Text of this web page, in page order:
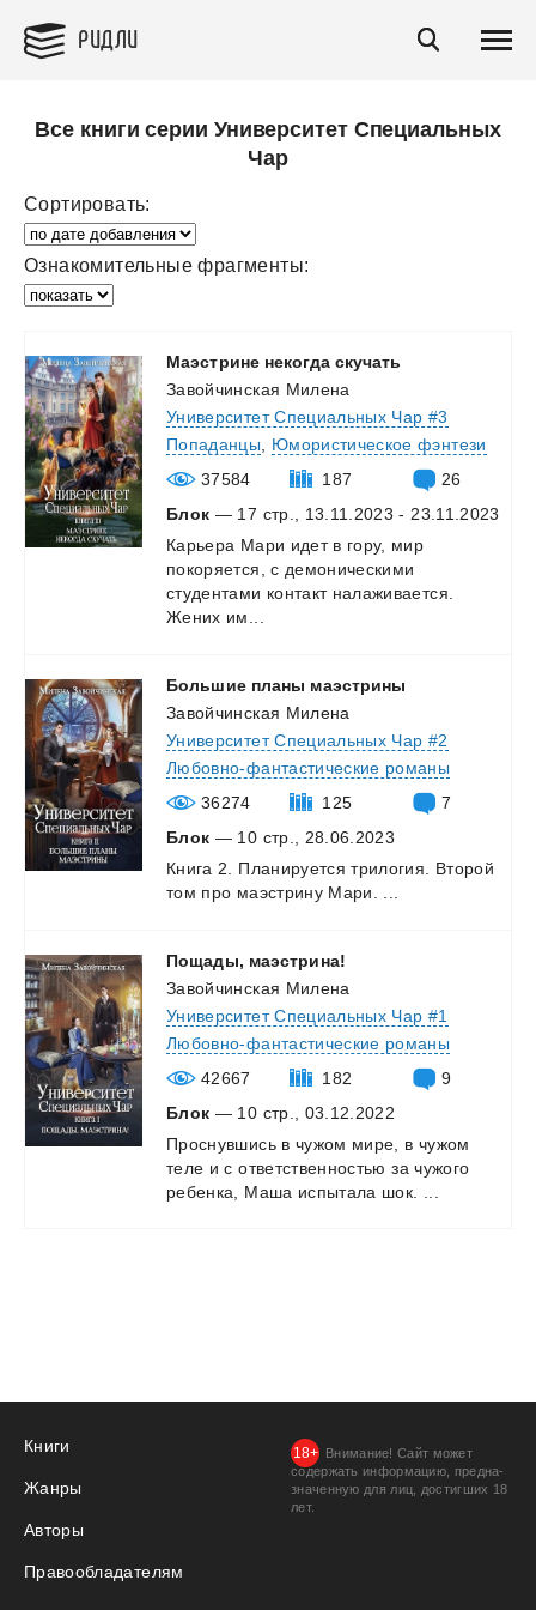
РИДЛИ
Все книги серии Университет Специальных
Чар
Сортировать:
Ознакомительные фрагменты:
Маэстрине некогда скучать
Завойчинская Милена
Университет Специальных Чар #3
Попаданцы
Юмористическое фэнтези
37584
187
26
Блок — 17 стр., 13.11.2023 - 23.11.2023
Карьера Мари идет в гору, мир
покоряется, с демоническими
студентами контакт налаживается.
Жених им...
Большие планы маэстрины
Завойчинская Милена
Университет Специальных Чар #2
Любовно-фантастические романы
36274
125
7
Блок — 10 стр., 28.06.2023
Книга 2. Планируется трилогия.
Второй
том про маэстрину Мари.
Пощады, маэстрина!
Завойчинская Милена
Университет Специальных Чар #1
Любовно-фантастические романы
42667
182
9
Блок — 10 стр., 03.12.2022
Проснувшись в чужом мире, в чужом
теле и с ответственностью за чужого
ребенка,
Маша испытала шок.
Книги
Жанры
Авторы
Правообладателям
Внимание! Сайт может
содержать информацию, предна­
значенную для лиц, дости­гших 18
лет.